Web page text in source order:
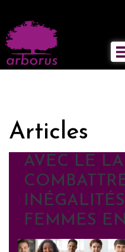
Articles
AVEC LE
FEMMES